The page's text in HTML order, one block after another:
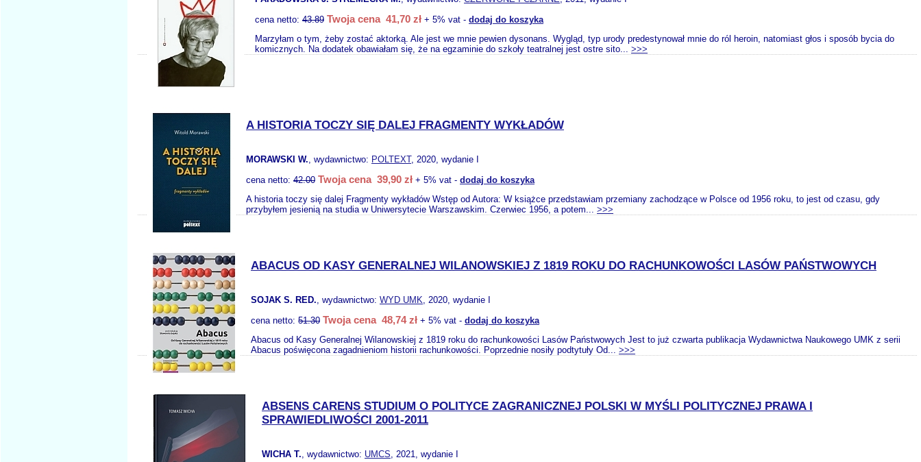
cena netto: 43.89 Twoja cena 41,70 zł + 5% vat - dodaj do koszyka
Marzyłam o tym, żeby zostać aktorką. Ale jest we mnie pewien dysonans. Wygląd, typ urody predestynował mnie do ról heroin, natomiast głos i sposób bycia do
komicznych. Na dodatek obawiałam się, że na egzaminie do szkoły teatralnej jest ostre sito... >>>
A HISTORIA TOCZY SIĘ DALEJ FRAGMENTY WYKŁADÓW
MORAWSKI W., wydawnictwo: POLTEXT, 2020, wydanie I
cena netto: 42.00 Twoja cena 39,90 zł + 5% vat - dodaj do koszyka
A historia toczy się dalej Fragmenty wykładów Wstęp od Autora: W książce przedstawiam przemiany zachodzące w Polsce od 1956 roku, to jest od czasu, gdy
przybyłem jesienią na studia w Uniwersytecie Warszawskim. Czerwiec 1956, a potem... >>>
ABACUS OD KASY GENERALNEJ WILANOWSKIEJ Z 1819 ROKU DO RACHUNKOWOŚCI LASÓW PAŃSTWOWYCH
SOJAK S. RED., wydawnictwo: WYD UMK, 2020, wydanie I
cena netto: 51.30 Twoja cena 48,74 zł + 5% vat - dodaj do koszyka
Abacus od Kasy Generalnej Wilanowskiej z 1819 roku do rachunkowości Lasów Państwowych Jest to już czwarta publikacja Wydawnictwa Naukowego UMK z serii
Abacus poświęcona zagadnieniom historii rachunkowości. Poprzednie nosiły podtytuły Od... >>>
ABSENS CARENS STUDIUM O POLITYCE ZAGRANICZNEJ POLSKI W MYŚLI POLITYCZNEJ PRAWA I
SPRAWIEDLIWOŚCI 2001-2011
WICHA T., wydawnictwo: UMCS, 2021, wydanie I